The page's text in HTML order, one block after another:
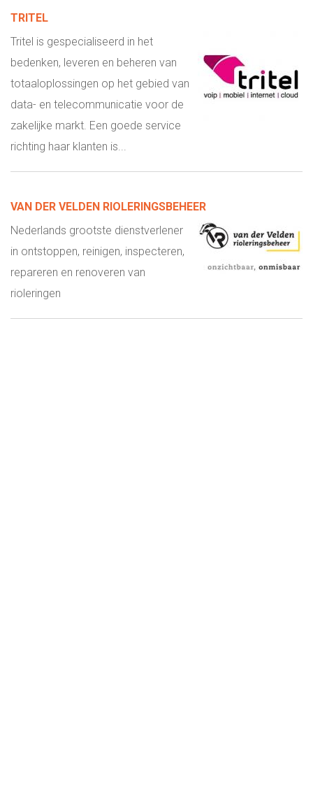
TRITEL
Tritel is gespecialiseerd in het
bedenken, leveren en beheren van
totaaloplossingen op het gebied van
data- en telecommunicatie voor de
zakelijke markt. Een goede service
richting haar klanten is...
VAN DER VELDEN RIOLERINGSBEHEER
Nederlands grootste dienstverlener
in ontstoppen, reinigen, inspecteren,
repareren en renoveren van
rioleringen